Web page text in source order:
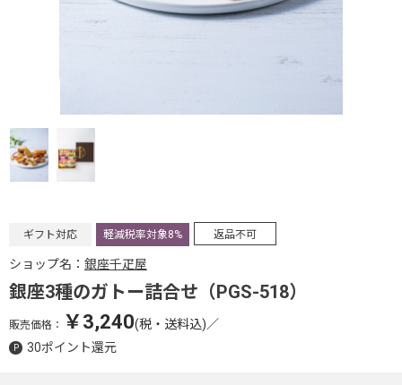
ギフト対応 軽減税率対象8% 返品不可
ショップ名： 銀座千疋屋
銀座3種のガトー詰合せ（PGS-518）
販売価格： ￥3,240(税・送料込)／
30ポイント還元